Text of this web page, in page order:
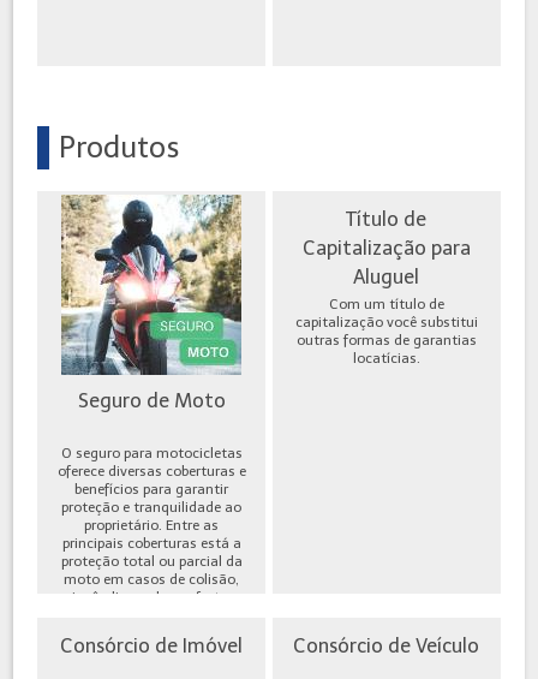
Produtos
Seguro de Moto
O seguro para motocicletas
oferece diversas coberturas e
benefícios para garantir
proteção e tranquilidade ao
proprietário. Entre as
principais coberturas está a
proteção total ou parcial da
moto em casos de colisão,
incêndio, roubo ou furto,
Título de
Capitalização para
Aluguel
Com um título de
capitalização você substitui
outras formas de garantias
locatícias.
Consórcio de Imóvel Consórcio de Veículo